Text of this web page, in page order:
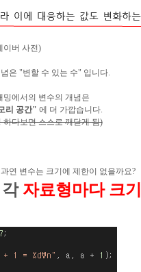
이버 사전)
은 "변할 수 있는 수" 입니다.
밍에서의 변수의 개념은
리 공간" 에 더 가깝습니다.
하다보면 스스로 깨닫게 됨)
연 변수는 크기에 제한이 없을까요?
자료형마다 크